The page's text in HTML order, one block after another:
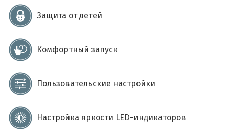
Защита от детей
Комфортный запуск
Пользовательские настройки
Настройка яркости LED-индикаторов